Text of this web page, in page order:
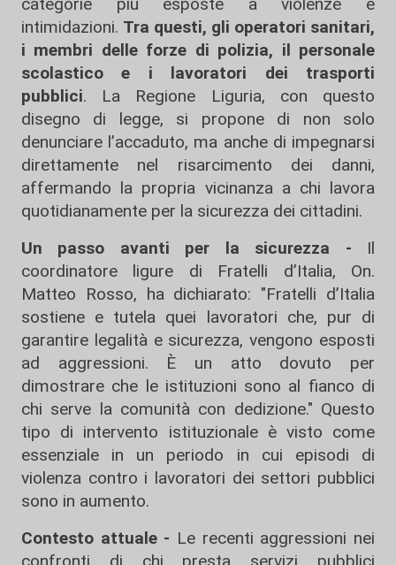
intimidazioni. Tra questi, gli operatori sanitari,
i membri delle forze di polizia, il personale
scolastico e i lavoratori dei trasporti
pubblici. La Regione Liguria, con questo
disegno di legge, si propone di non solo
denunciare l’accaduto, ma anche di impegnarsi
direttamente nel risarcimento dei danni,
affermando la propria vicinanza a chi lavora
quotidianamente per la sicurezza dei cittadini.
Un passo avanti per la sicurezza - Il
coordinatore ligure di Fratelli d’Italia, On.
Matteo Rosso, ha dichiarato: "Fratelli d’Italia
sostiene e tutela quei lavoratori che, pur di
garantire legalità e sicurezza, vengono esposti
ad aggressioni. È un atto dovuto per
dimostrare che le istituzioni sono al fianco di
chi serve la comunità con dedizione." Questo
tipo di intervento istituzionale è visto come
essenziale in un periodo in cui episodi di
violenza contro i lavoratori dei settori pubblici
sono in aumento.
Contesto attuale - Le recenti aggressioni nei